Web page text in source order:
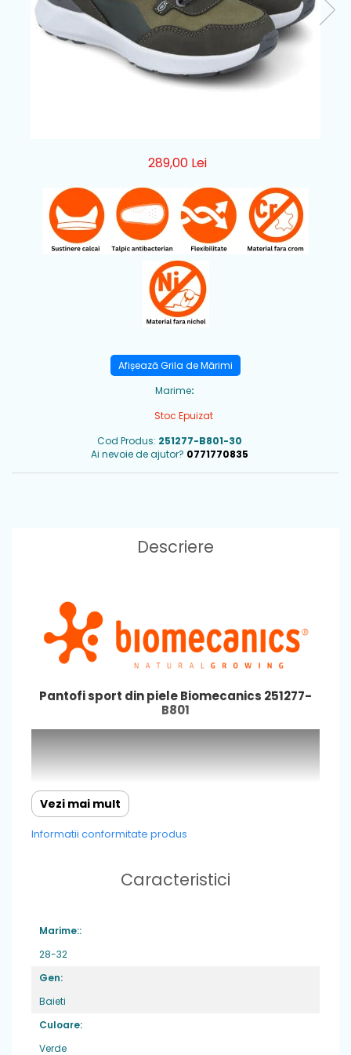
289,00 Lei
Afișează Grila de Mărimi
Marime:
Stoc Epuizat
Cod Produs: 251277-B801-30
Ai nevoie de ajutor? 0771770835
Descriere
Pantofi sport din piele Biomecanics 251277-
B801
Caracteristici
imbunatatire,incaltamintea de inalta
Vezi mai mult
Informatii conformitate produs
Caracteristici
Marime::
28-32
Gen:
Baieti
Culoare:
Verde